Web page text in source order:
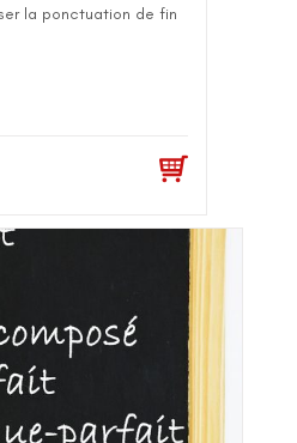
la ponctuation de fin